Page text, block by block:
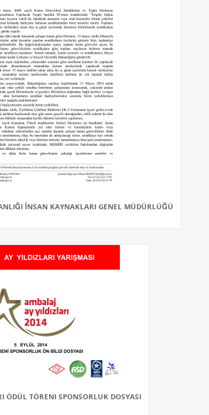
İNSAN KAYNAKLARI GENEL MÜDÜRLÜĞÜ
ÖDÜL TÖRENI SPONSORLUK DOSYASI